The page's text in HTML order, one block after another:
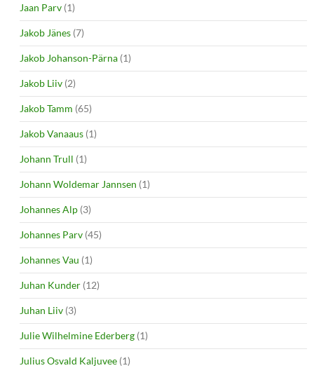
Jaan Parv (1)
Jakob Jänes (7)
Jakob Johanson-Pärna (1)
Jakob Liiv (2)
Jakob Tamm (65)
Jakob Vanaaus (1)
Johann Trull (1)
Johann Woldemar Jannsen (1)
Johannes Alp (3)
Johannes Parv (45)
Johannes Vau (1)
Juhan Kunder (12)
Juhan Liiv (3)
Julie Wilhelmine Ederberg (1)
Julius Osvald Kaljuvee (1)